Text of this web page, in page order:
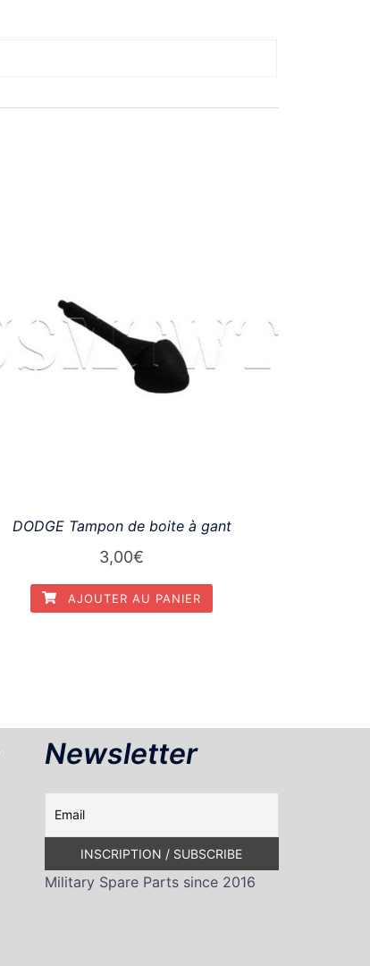
DODGE Tampon de boite à gant
3,00€
AJOUTER AU PANIER
Newsletter
Military Spare Parts since 2016